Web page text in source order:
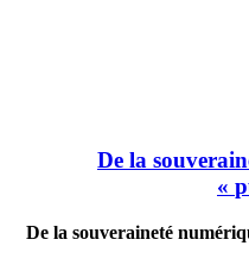
« De la
De la souveraineté